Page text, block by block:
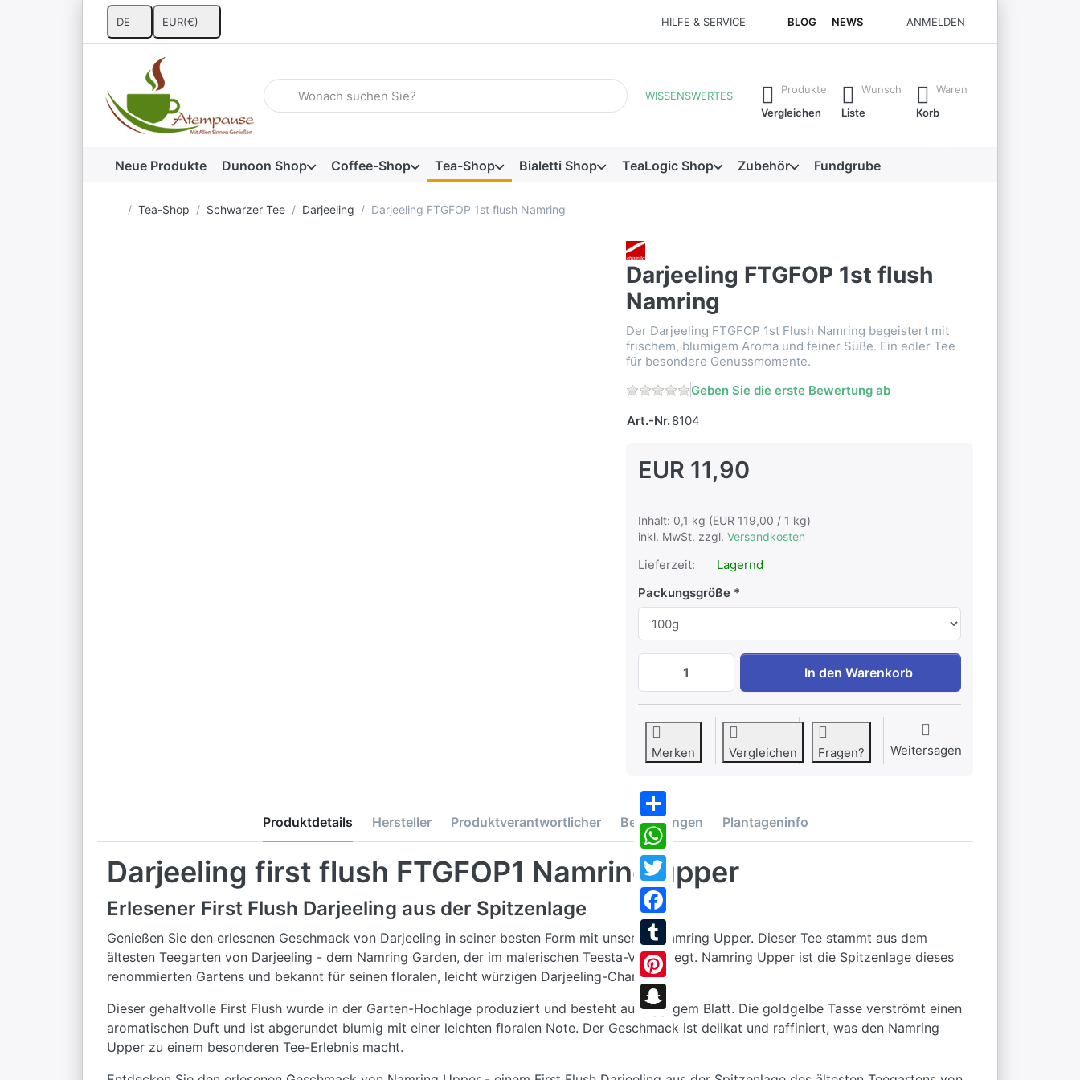
DE EUR(€) HILFE & SERVICE BLOG NEWS ANMELDEN
Geben Sie einen Suchbegriff ein. Während Sie tippen, erscheinen automatisch erste Ergebnisse. Drücken Sie die Eingabetaste, um alle
WISSENSWERTES
Produkte
Vergleichen
Wunsch
Liste
Waren
Korb
Neue Produkte Dunoon Shop Coffee-Shop Tea-Shop Bialetti Shop TeaLogic Shop Zubehör Fundgrube
Startseite
Tea-Shop Schwarzer Tee Darjeeling Darjeeling FTGFOP 1st flush Namring
Darjeeling FTGFOP 1st flush
Namring
Der Darjeeling FTGFOP 1st Flush Namring begeistert mit
frischem, blumigem Aroma und feiner Süße. Ein edler Tee
für besondere Genussmomente.
Geben Sie die erste Bewertung ab
Art.-Nr.8104
EUR 11,90
Inhalt: 0,1 kg (EUR 119,00 / 1 kg)
inkl. MwSt. zzgl.Versandkosten
Lieferzeit:
Lagernd
Packungsgröße
Darjeeling FTGFOP 1st flush Namring zu EUR 11,90, Menge
In den Warenkorb
Merken Vergleichen Fragen? Weitersagen
Share
WhatsApp
Twitter
Facebook
Tumblr
Pinterest
Snapchat
Produktdetails Hersteller Produktverantwortlicher Bewertungen Plantageninfo
Darjeeling first flush FTGFOP1 Namring upper
Erlesener First Flush Darjeeling aus der Spitzenlage
Genießen Sie den erlesenen Geschmack von Darjeeling in seiner besten Form mit unserem Namring Upper. Dieser Tee stammt aus dem
ältesten Teegarten von Darjeeling - dem Namring Garden, der im malerischen Teesta-Valley liegt. Namring Upper ist die Spitzenlage dieses
renommierten Gartens und bekannt für seinen floralen, leicht würzigen Darjeeling-Charakter.
Dieser gehaltvolle First Flush wurde in der Garten-Hochlage produziert und besteht aus tippigem Blatt. Die goldgelbe Tasse verströmt einen
aromatischen Duft und ist abgerundet blumig mit einer leichten floralen Note. Der Geschmack ist delikat und raffiniert, was den Namring
Upper zu einem besonderen Tee-Erlebnis macht.